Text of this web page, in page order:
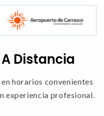
Distancia
horarios convenientes
experiencia profesional.